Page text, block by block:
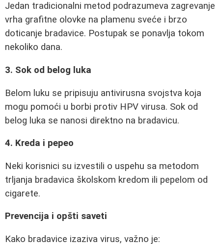
Jedan tradicionalni metod podrazumeva zagrevanje
vrha grafitne olovke na plamenu sveće i brzo
doticanje bradavice. Postupak se ponavlja tokom
nekoliko dana.
3. Sok od belog luka
Belom luku se pripisuju antivirusna svojstva koja
mogu pomoći u borbi protiv HPV virusa. Sok od
belog luka se nanosi direktno na bradavicu.
4. Kreda i pepeo
Neki korisnici su izvestili o uspehu sa metodom
trljanja bradavica školskom kredom ili pepelom od
cigarete.
Prevencija i opšti saveti
Kako bradavice izaziva virus, važno je: